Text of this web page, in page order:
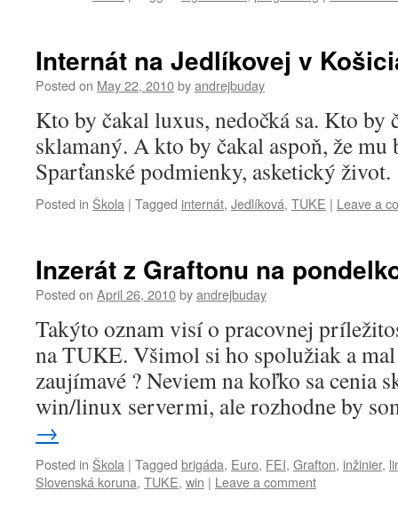
Internát na Jedlíkovej v
Posted on May 22, 2010byandrejbuday
Kto by čakal luxus, nedočká sa. Kto by
sklamaný. A kto by čakal aspoň, že
Sparťanské podmienky, asketický život.
Posted in Škola | Tagged internát, Jedlíková, TUKE | Leave a
Inzerát z Graftonu na
Posted on April 26, 2010byandrejbuday
Takýto oznam visí o pracovnej
na TUKE. Všimol si ho spolužiak a
zaujímavé ? Neviem na koľko sa cenia
win/linux servermi, ale rozhodne by
→
Posted in Škola | Tagged brigáda, Euro, FEI, Grafton, inžinier,
Slovenská koruna, TUKE, win | Leave a comment